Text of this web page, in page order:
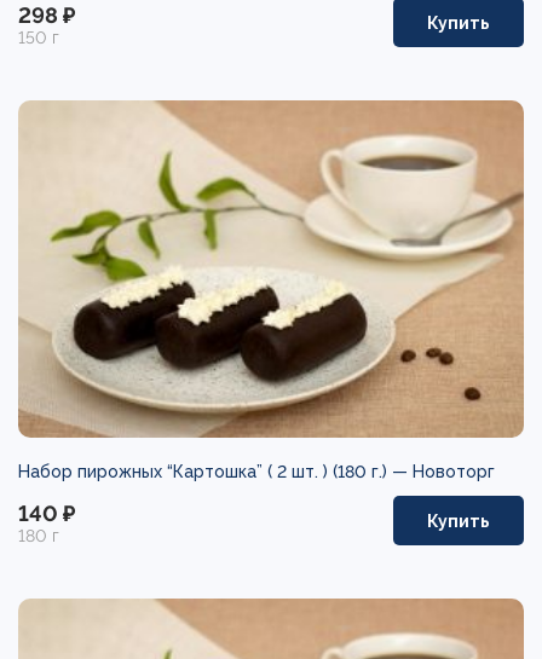
298 ₽
150 г
Купить
Набор пирожных “Картошка” ( 2 шт. ) (180 г.) — Новоторг
140 ₽
180 г
Купить